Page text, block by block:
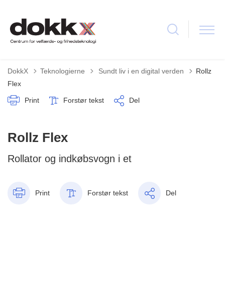
DokkX Teknologierne Tilbage til
Sundt liv i en digital verden
Rollz
Flex
Print Forstør tekst Del
Rollz Flex
Rollator og indkøbsvogn i et
Print Forstør tekst Del